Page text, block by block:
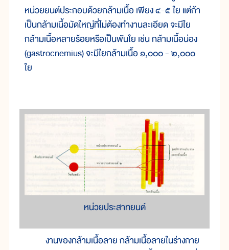
หน่วยยนต์ประกอบด้วยกล้ามเนื้อ เพียง ๔-๕ ใย แต่ถ้า
เป็นกล้ามเนื้อมัดใหญ่ที่ไม่ต้องทำงานละเอียด จะมีใย
กล้ามเนื้อหลายร้อยหรือเป็นพันใย เช่น กล้ามเนื้อน่อง
(gastrocnemius) จะมีใยกล้ามเนื้อ ๑,๐๐๐ - ๒,๐๐๐
ใย
หน่วยประสาทยนต์
งานของกล้ามเนื้อลาย กล้ามเนื้อลายในร่างกาย